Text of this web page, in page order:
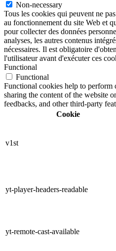
Non-necessary
Tous les cookies qui peuvent ne
au fonctionnement du site Web et
pour collecter des données
analyses, les autres contenus
nécessaires. Il est obligatoire
l'utilisateur avant d'exécuter ces
Functional
Functional
Functional cookies help to
sharing the content of the website
feedbacks, and other third-party
Cookie
v1st
yt-player-headers-readable
yt-remote-cast-available